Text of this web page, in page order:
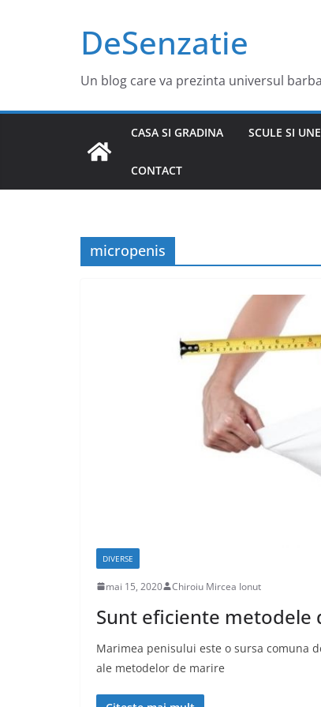
DeSenzatie
Un blog care va prezinta universul
CASA SI GRADINA SCULE SI
CONTACT
micropenis
DIVERSE
mai 15, 2020 Chiroiu Mircea Ionut
Sunt eficiente metodele
Marimea penisului este o sursa comuna
ale metodelor de marire